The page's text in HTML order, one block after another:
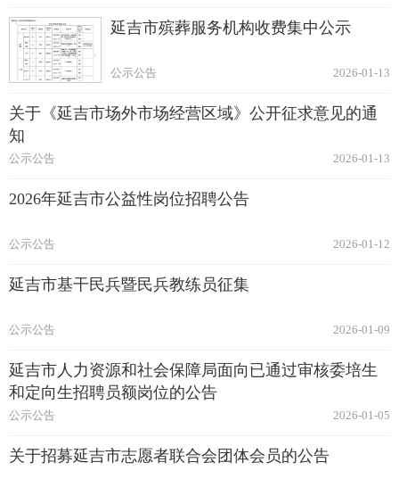
延吉市殡葬服务机构收费集中公示
2026-01-13
公示公告
关于《延吉市场外市场经营区域》公开征求意见的通
知
2026-01-13
公示公告
2026年延吉市公益性岗位招聘公告
2026-01-12
公示公告
延吉市基干民兵暨民兵教练员征集
2026-01-09
公示公告
延吉市人力资源和社会保障局面向已通过审核委培生
和定向生招聘员额岗位的公告
2026-01-05
公示公告
关于招募延吉市志愿者联合会团体会员的公告